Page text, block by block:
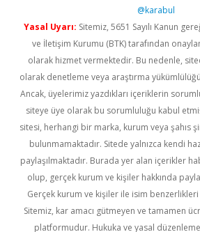
@karabul
Yasal Uyarı: Sitemiz, 5651 Sayılı Kanun
ve İletişim Kurumu (BTK) tarafından
olarak hizmet vermektedir. Bu nedenle,
olarak denetleme veya araştırma
Ancak, üyelerimiz yazdıkları içeriklerin
siteye üye olarak bu sorumluluğu kabul
sitesi, herhangi bir marka, kurum veya şahıs
bulunmamaktadır. Sitede yalnızca kendi
paylaşılmaktadır. Burada yer alan içerikler
olup, gerçek kurum ve kişiler hakkında
Gerçek kurum ve kişiler ile isim
Sitemiz, kar amacı gütmeyen ve tamamen
platformudur. Hukuka ve yasal